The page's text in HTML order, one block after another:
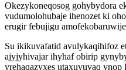
Okezykoneqosog gohybydora
vudumolohubaje ihenozet ki
erugir febujigu
Su ikikuvafatid avulykaqihifoz
ajyjyhivajar ihyhaf obirip
yrehaqazyxes utaxuvuvaq